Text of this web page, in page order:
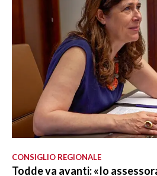
CONSIGLIO REGIONALE
Todde va avanti: «Io